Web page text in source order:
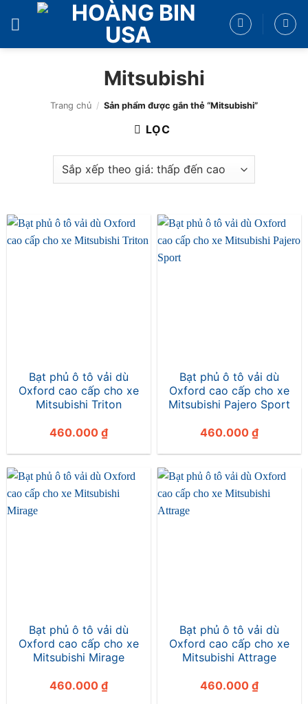
Mitsubishi
Trang chủ / Sản phẩm được gắn thẻ “Mitsubishi”
LỌC
Bạt phủ ô tô vải dù
Oxford cao cấp cho xe
Mitsubishi Triton
460.000 ₫
Bạt phủ ô tô vải dù
Oxford cao cấp cho xe
Mitsubishi Pajero Sport
460.000 ₫
Bạt phủ ô tô vải dù
Oxford cao cấp cho xe
Mitsubishi Mirage
460.000 ₫
Bạt phủ ô tô vải dù
Oxford cao cấp cho xe
Mitsubishi Attrage
460.000 ₫